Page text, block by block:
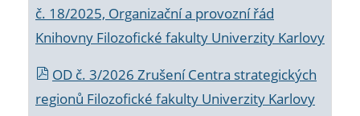
č. 18/2025, Organizační a provozní řád
Knihovny Filozofické fakulty Univerzity Karlovy
OD č. 3/2026 Zrušení Centra strategických
regionů Filozofické fakulty Univerzity Karlovy